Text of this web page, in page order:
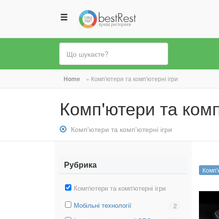
Ви
є
тут
Home » Комп'ютери та комп'ютерні ігри
Комп'ютери та
Зняти
фільтр:
та
комп&#039;ютерні
ігри
Комп'ютери та комп'ютерні ігри
Рубрика
Зняти
Комп'ютери
Комп'ютери та комп'ютерні ігри
Вибрати
фільтр:
Мобільні технології 2